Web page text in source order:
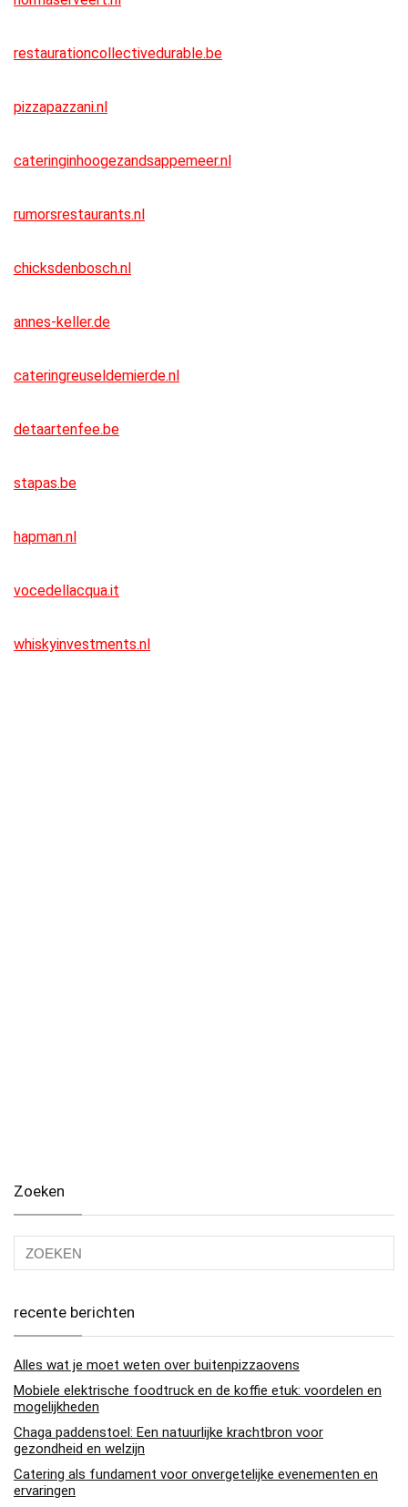
restaurationcollectivedurable.be
pizzapazzani.nl
cateringinhoogezandsappemeer.nl
rumorsrestaurants.nl
chicksdenbosch.nl
annes-keller.de
cateringreuseldemierde.nl
detaartenfee.be
stapas.be
hapman.nl
vocedellacqua.it
whiskyinvestments.nl
Zoeken
recente berichten
Alles wat je moet weten over buitenpizzaovens
Mobiele elektrische foodtruck en de koffie etuk: voordelen en
mogelijkheden
Chaga paddenstoel: Een natuurlijke krachtbron voor
gezondheid en welzijn
Catering als fundament voor onvergetelijke evenementen en
ervaringen